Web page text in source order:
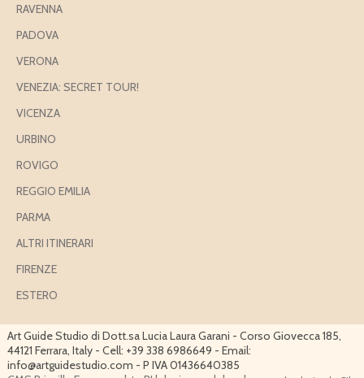
RAVENNA
PADOVA
VERONA
VENEZIA: SECRET TOUR!
VICENZA
URBINO
ROVIGO
REGGIO EMILIA
PARMA
ALTRI ITINERARI
FIRENZE
ESTERO
Art Guide Studio di Dott.sa Lucia Laura Garani - Corso Giovecca 185,
44121 Ferrara, Italy - Cell: +39 338 6986649 - Email:
info@artguidestudio.com - P IVA 01436640385